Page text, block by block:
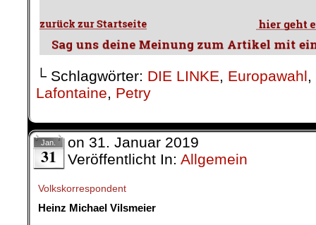
└ Schlagwörter: DIE LINKE, Europawahl,
Lafontaine, Petry
Jan.
31
on 31. Januar 2019
Veröffentlicht In: Allgemein
Volkskorrespondent
Heinz Michael Vilsmeier